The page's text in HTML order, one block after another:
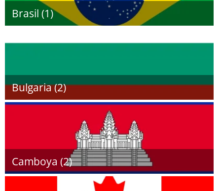
Brasil (1)
Bulgaria (2)
Camboya (2)